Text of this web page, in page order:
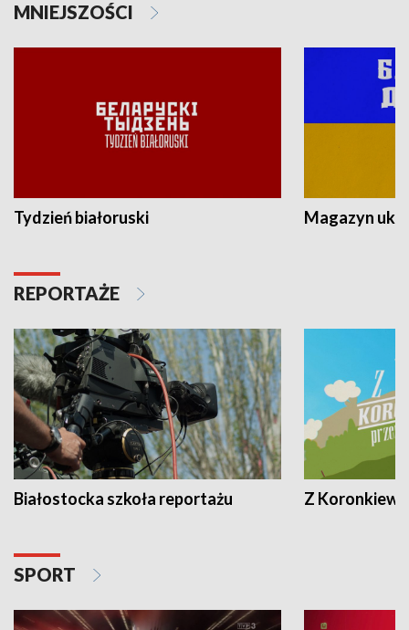
MNIEJSZOŚCI
Tydzień białoruski Magazyn
REPORTAŻE
Białostocka szkoła reportażu Z
SPORT